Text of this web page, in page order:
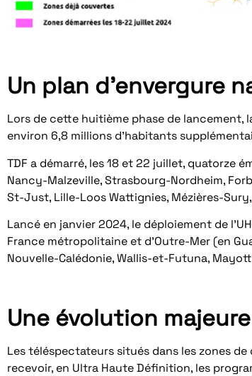
Un plan d’envergure
Lors de cette huitième phase de lancement,
environ 6,8 millions d’habitants
TDF a démarré, les 18 et 22 juillet, quatorze
Nancy-Malzeville, Strasbourg-Nordheim,
St-Just, Lille-Loos Wattignies, Mézières-
Lancé en janvier 2024, le déploiement de
France métropolitaine et d’Outre-Mer (en
Nouvelle-Calédonie, Wallis-et-Futuna,
Une évolution
Les téléspectateurs situés dans les zones
recevoir, en Ultra Haute Définition, les